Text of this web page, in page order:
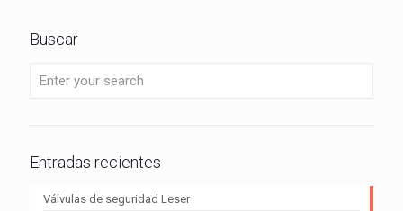
Buscar
Entradas recientes
Válvulas de seguridad Leser